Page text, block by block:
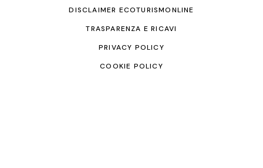
DISCLAIMER ECOTURISMONLINE
TRASPARENZA E RICAVI
PRIVACY POLICY
COOKIE POLICY